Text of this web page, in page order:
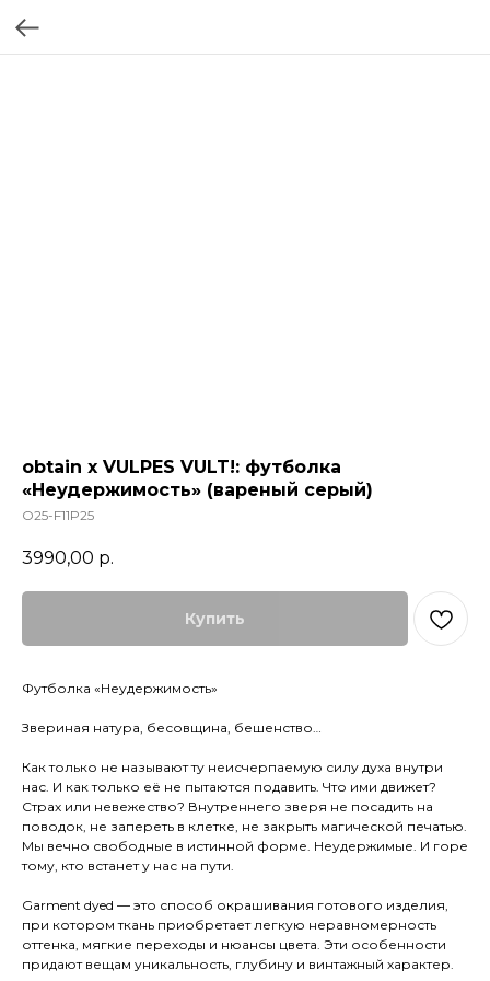
obtain х VULPES VULT!: футболка
«Неудержимость» (вареный серый)
O25-F11P25
3990,00 р.
Купить
Футболка «Неудержимость»
Звериная натура, бесовщина, бешенство…
Как только не называют ту неисчерпаемую силу духа внутри
нас. И как только её не пытаются подавить. Что ими движет?
Страх или невежество? Внутреннего зверя не посадить на
поводок, не запереть в клетке, не закрыть магической печатью.
Мы вечно свободные в истинной форме. Неудержимые. И горе
тому, кто встанет у нас на пути.
Garment dyed — это способ окрашивания готового изделия,
при котором ткань приобретает легкую неравномерность
оттенка, мягкие переходы и нюансы цвета. Эти особенности
придают вещам уникальность, глубину и винтажный характер.